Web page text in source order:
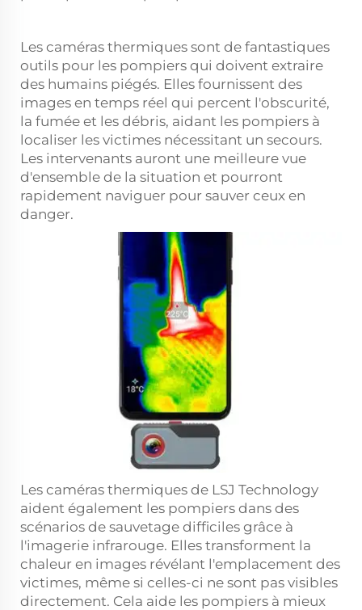
Les caméras thermiques sont de fantastiques
outils pour les pompiers qui doivent extraire
des humains piégés. Elles fournissent des
images en temps réel qui percent l'obscurité,
la fumée et les débris, aidant les pompiers à
localiser les victimes nécessitant un secours.
Les intervenants auront une meilleure vue
d'ensemble de la situation et pourront
rapidement naviguer pour sauver ceux en
danger.
Les caméras thermiques de LSJ Technology
aident également les pompiers dans des
scénarios de sauvetage difficiles grâce à
l'imagerie infrarouge. Elles transforment la
chaleur en images révélant l'emplacement des
victimes, même si celles-ci ne sont pas visibles
directement. Cela aide les pompiers à mieux